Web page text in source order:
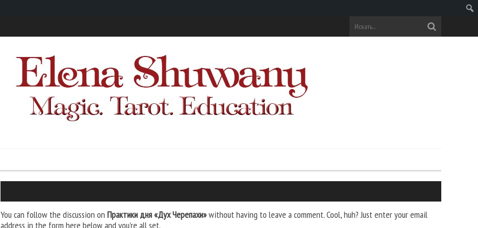
You can follow the discussion on Практики дня «Дух Черепахи»without having to leave a comment. Cool, huh? Just enter your email
address in the form here below and you’re all set.